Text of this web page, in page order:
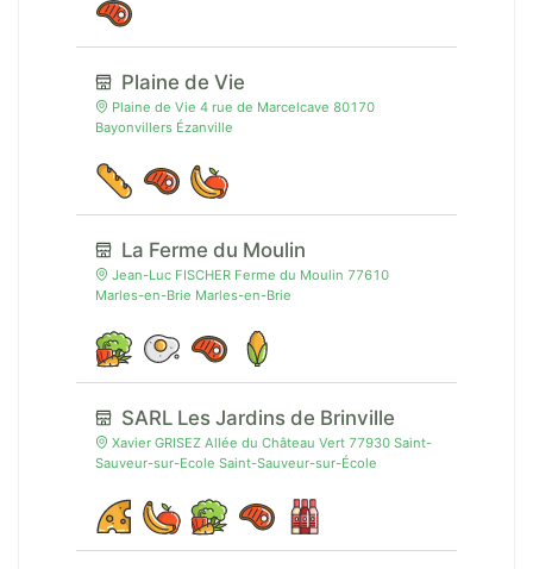
Plaine de Vie
Plaine de Vie 4 rue de Marcelcave 80170
Bayonvillers Ézanville
La Ferme du Moulin
Jean-Luc FISCHER Ferme du Moulin 77610
Marles-en-Brie Marles-en-Brie
SARL Les Jardins de Brinville
Xavier GRISEZ Allée du Château Vert 77930 Saint-
Sauveur-sur-Ecole Saint-Sauveur-sur-École